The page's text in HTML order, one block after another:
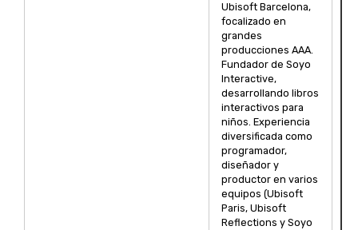
Ubisoft Barcelona,
focalizado en
grandes
producciones AAA.
Fundador de Soyo
Interactive,
desarrollando libros
interactivos para
niños. Experiencia
diversificada como
programador,
diseñador y
productor en varios
equipos (Ubisoft
Paris, Ubisoft
Reflections y Soyo